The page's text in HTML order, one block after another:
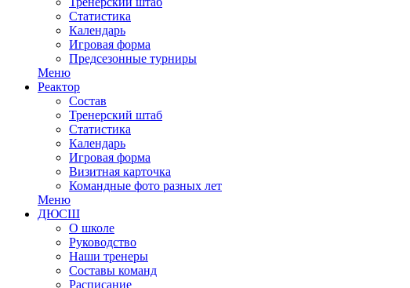
Статистика
Календарь
Игровая форма
Предсезонные турниры
Меню
Реактор
Состав
Тренерский штаб
Статистика
Календарь
Игровая форма
Визитная карточка
Командные фото разных лет
Меню
ДЮСШ
О школе
Руководство
Наши тренеры
Составы команд
Расписание